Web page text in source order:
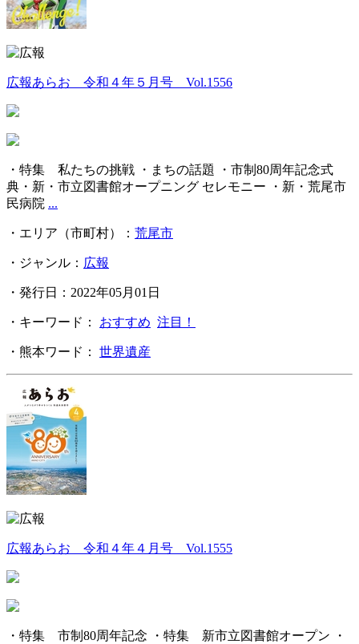
広報あらお 令和４年５月号 Vol.1556
・特集 私たちの挑戦 ・まちの話題 ・市制80周年記念式
典・新・市立図書館オープニング セレモニー ・新・荒尾市
民病院 ...
・エリア（市町村）： 荒尾市
・ジャンル： 広報
・発行日：2022年05月01日
・キーワード： おすすめ 注目！
・熊本ワード： 世界遺産
広報あらお 令和４年４月号 Vol.1555
・特集 市制80周年記念 ・特集 新市立図書館オープン ・